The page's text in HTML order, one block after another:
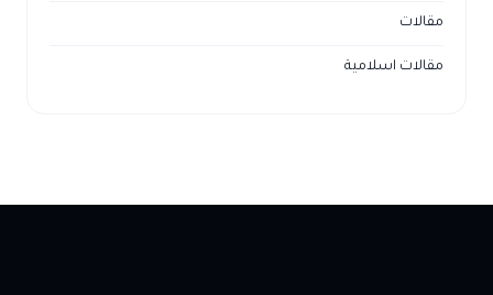
مقالات
مقالات اسلامية